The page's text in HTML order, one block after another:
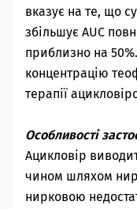
вказує на те, що
збільшує AUC
приблизно на
концентрацію
терапії
Особливості
Ацикловір
чином шляхом
нирковою